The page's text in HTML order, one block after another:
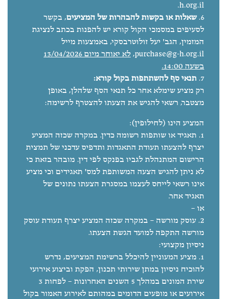
h.org.il
.
שאלות או בקשות להבהרות של המציעים, בקשר
לסעיפים במסמכי הקול קורא יש להפנות בכתב לנציגת
המזמין, הגב' יעל זולוטרבסקי, באמצעות מייל
purchase@g-h.org.il
,
לא יאוחר מיום 13/04/2026
בשעה 14:00.
תנאי סף להשתתפות בקול קורא:
רק מציע שימלא אחר כל תנאי הסף שלהלן, באופן
מצטבר, רשאי להגיש את הצעתו להצטרף לרשימה:
המציע הינו (לחילופין):
תאגיד או שותפות רשומה כדין. במקרה שכזה המציע
יצרף להצעתו תעודת התאגדות ותדפיס עדכני של תמצית
הרישום המתנהלת לגביו בפנקס לפי דין. מובהר בזאת כי
לא ניתן להגיש הצעה המשותפת למס' תאגידים וכי מציע
אינו רשאי לייחס לעצמו במסגרת הצעתו נתונים של
תאגיד אחר.
או –
עוסק מורשה – במקרה שכזה המציע יצרף תעודת עוסק
מורשה התקפה למועד הגשת הצעתו.
ניסיון מקצועי:
מציע המעוניין להיכלל ברשימת המציעים, נדרש
להוכיח ניסיון במתן שירותי תכנון, הפקת וביצוע אירועי
שירת המונים במהלך 5 השנים האחרונות – לפחות 3
אירועים או מופעים הדומים במהותם לאירוע האמור בקול